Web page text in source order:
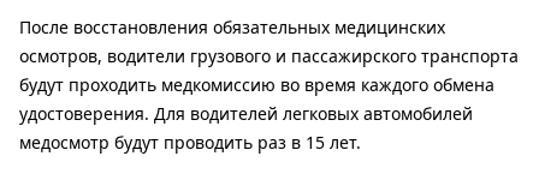
После восстановления обязательных медицинских
осмотров, водители грузового и пассажирского транспорта
будут проходить медкомиссию во время каждого обмена
удостоверения. Для водителей легковых автомобилей
медосмотр будут проводить раз в 15 лет.